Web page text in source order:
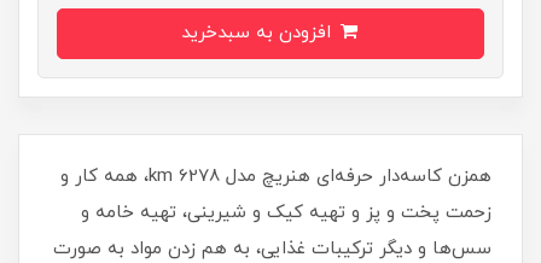
همزن کاسه‌دار حرفه‌ای هنریچ مدل km 6278، همه کار و
زحمت پخت و پز و تهیه کیک و شیرینی، تهیه خامه و
سس‌ها و دیگر ترکیبات غذایی، به هم زدن مواد به صورت